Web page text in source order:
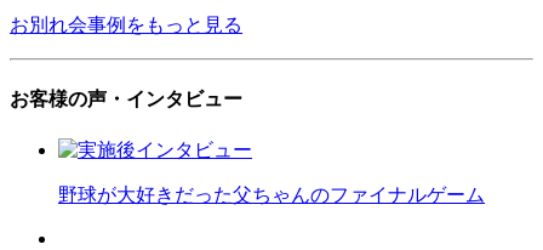
お別れ会事例をもっと見る
お客様の声・インタビュー
野球が大好きだった父ちゃんのファイナルゲーム